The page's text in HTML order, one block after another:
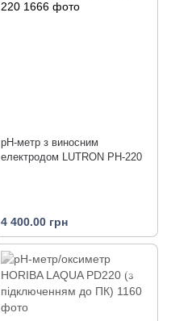
pH-метр з виносним
електродом LUTRON PH-220
4 400.00 грн